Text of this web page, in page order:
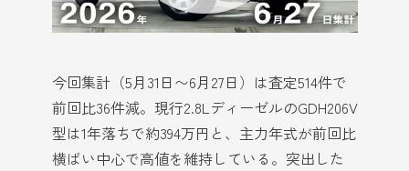
今回集計（5月31日〜6月27日）は査定514件で
前回比36件減。現行2.8LディーゼルのGDH206V
型は1年落ちで約394万円と、主力年式が前回比
横ばい中心で高値を維持している。突出した